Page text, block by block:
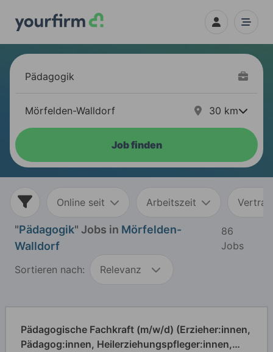
30 km
Job finden
Online seit Arbeitszeit
"Pädagogik" Jobs in Mörfelden-
Walldorf
86
Jobs
Sortieren nach:
Relevanz
Pädagogische Fachkraft (m/w/d) (Erzieher:innen,
Pädagog:innen, Heilerziehungspfleger:innen,